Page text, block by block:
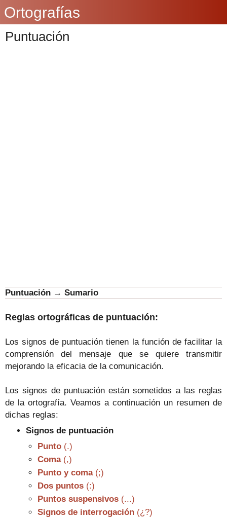
Ortografías
Puntuación
Puntuación → Sumario
Reglas ortográficas de puntuación:
Los signos de puntuación tienen la función de facilitar la
comprensión del mensaje que se quiere transmitir
mejorando la eficacia de la comunicación.
Los signos de puntuación están sometidos a las reglas
de la ortografía. Veamos a continuación un resumen de
dichas reglas:
Signos de puntuación
Punto (.)
Coma (,)
Punto y coma(;)
Dos puntos(:)
Puntos suspensivos(...)
Signos de interrogación(¿?)